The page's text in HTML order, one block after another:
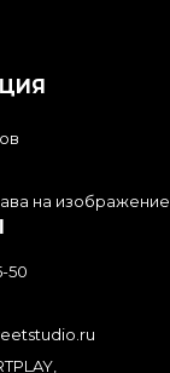
на изображение
50